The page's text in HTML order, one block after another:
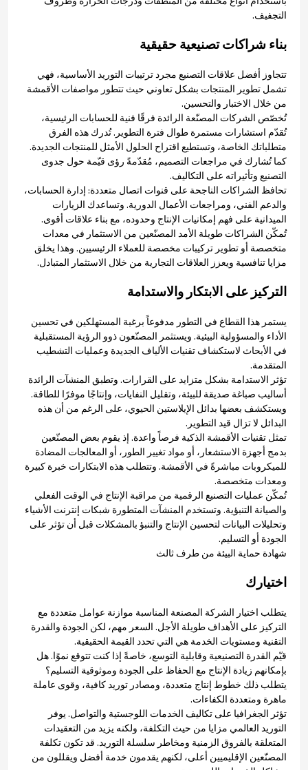
التجفيف.
بناء شراكات تصنيعية حقيقية
تتجاوز أفضل علاقات التصنيع مجرد ترتيبات التوريد الأساسية، فهي
تشمل تطوير المنتجات بشكل تعاوني حيث تتطور مواصفات الأقمشة
من خلال الاختبار والتحسين.
تُخصّص الشركات المصنّعة الرائدة فرقًا فنية للحسابات الرئيسية،
تُقدّم استشارات مستمرة طوال فترة التطوير. تُدرك هذه الفرق
متطلباتك الخاصة، وتستطيع اقتراح الحلول الأمثل للمنتجات الجديدة.
كما تُشارك في مراجعات التصميم، مُقدّمةً رؤى قيّمة حول جدوى
التصنيع وتأثيراته على التكاليف.
تحافظ الشراكات الناجحة على قنوات اتصال متعددة: إدارة الحسابات،
والدعم الفني، ومراجعات الأعمال الدورية. وتساعدك الزيارات
الميدانية على فهم إمكانيات الإنتاج وحدوده، مع بناء علاقات أقوى.
تُمكّن الشراكات طويلة الأمد المصنّعين من الاستثمار في معدات
متخصصة أو تطوير تركيبات مخصصة للعملاء الرئيسيين. وهذا يخلق
مزايا تنافسية ويعزز العلاقات التجارية من خلال الاستثمار المتبادل.
التركيز على الابتكار والاستدامة
يستمر هذا القطاع في التطور مدفوعاً برغبة المستهلكين في تحسين
الأداء والمسؤولية البيئية. ويستثمر المصنّعون ذوو الرؤية المستقبلية
في الأبحاث لاستكشاف تقنيات الألياف الجديدة وعمليات التشطيب
المتقدمة.
تؤثر الاستدامة بشكل متزايد على القرارات. وتطبق المنشآت الرائدة
أساليب صباغة صديقة للبيئة، وتقليل النفايات، وإنتاجًا موفرًا للطاقة.
ويستكشف بعضها بدائل الإيلاستين الحيوي، على الرغم من أن هذه
البدائل لا تزال قيد التطوير.
تمثل تقنيات الأقمشة الذكية فرصاً واعدة. إذ يقوم بعض المصنّعين
بدمج أجهزة الاستشعار، أو مواد تغيير الطور، أو المعالجات المضادة
للميكروبات مباشرةً في الأقمشة. وتتطلب هذه الابتكارات خبرة كبيرة
ومعدات متخصصة.
تُمكّن عمليات التصنيع الرقمية من مراقبة الإنتاج في الوقت الفعلي
والصيانة التنبؤية. وتستخدم المنشآت المتطورة شبكات إنترنت الأشياء
وتحليلات البيانات لتحسين الإنتاج والتنبؤ بالمشكلات قبل أن تؤثر على
الجودة أو التسليم.
شهادة حماية البيئة من طرف ثالث
اختيارك
يتطلب اختيار الشركة المصنعة المناسبة موازنة عوامل متعددة مع
التركيز على الأهداف طويلة الأجل. السعر مهم، لكن الجودة والقدرة
التقنية ومستويات الخدمة هي التي تحدد القيمة الحقيقية.
قيّم القدرة التصنيعية وقابلية التوسع، خاصةً إذا كنت تتوقع نموًا. هل
بإمكانهم زيادة الإنتاج مع الحفاظ على الجودة وموثوقية التسليم؟
يتطلب ذلك خطوط إنتاج متعددة، ومصادر توريد كافية، وقوى عاملة
ماهرة ومتعددة الكفاءات.
تؤثر الجغرافيا على تكاليف الخدمات اللوجستية والتواصل. يوفر
التوريد العالمي مزايا من حيث التكلفة، ولكنه يزيد من التعقيدات
المتعلقة بالفروق الزمنية ومخاطر سلسلة التوريد. قد تكون تكلفة
المصنّعين الإقليميين أعلى، لكنهم يقدمون خدمة أفضل ويقللون من